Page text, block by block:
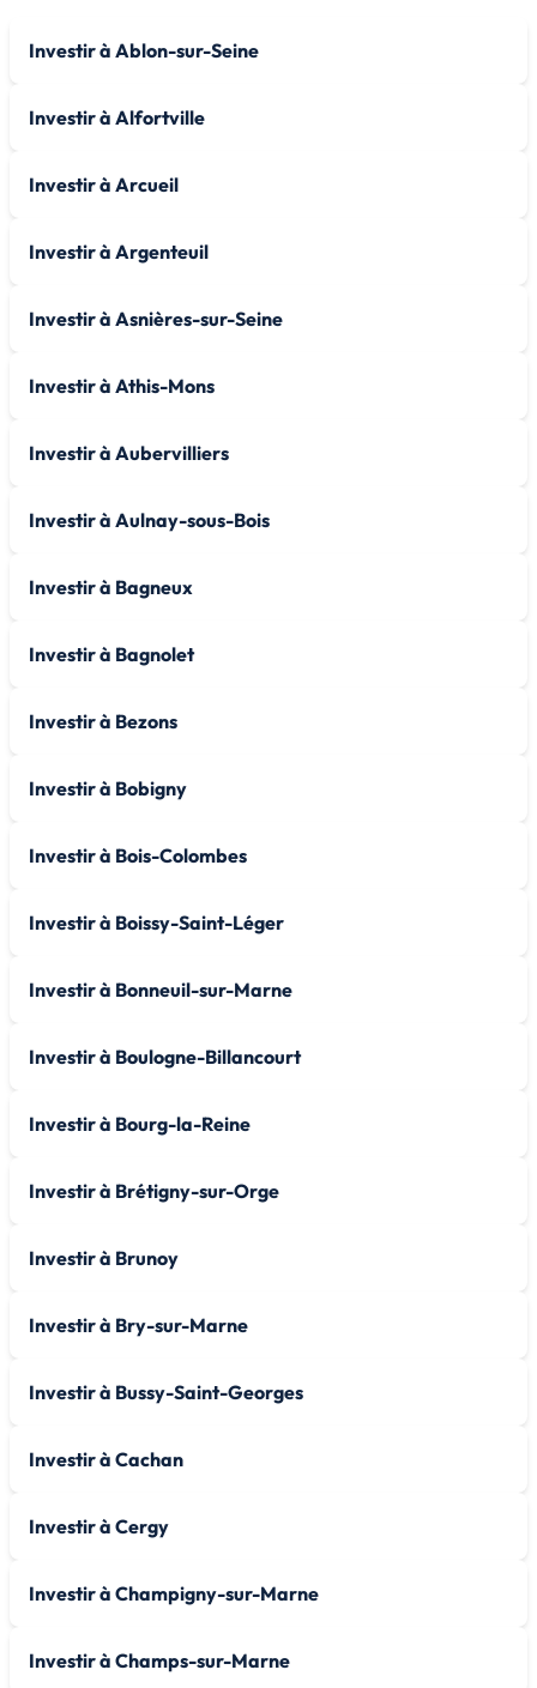
Investir à Ablon-sur-Seine
Investir à Alfortville
Investir à Arcueil
Investir à Argenteuil
Investir à Asnières-sur-Seine
Investir à Athis-Mons
Investir à Aubervilliers
Investir à Aulnay-sous-Bois
Investir à Bagneux
Investir à Bagnolet
Investir à Bezons
Investir à Bobigny
Investir à Bois-Colombes
Investir à Boissy-Saint-Léger
Investir à Bonneuil-sur-Marne
Investir à Boulogne-Billancourt
Investir à Bourg-la-Reine
Investir à Brétigny-sur-Orge
Investir à Brunoy
Investir à Bry-sur-Marne
Investir à Bussy-Saint-Georges
Investir à Cachan
Investir à Cergy
Investir à Champigny-sur-Marne
Investir à Champs-sur-Marne